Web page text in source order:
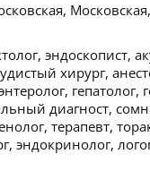
эндоскопист,
хирург,
гепатолог,
диагност,
терапевт,
эндокринолог,